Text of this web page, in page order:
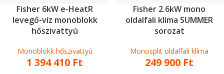
Fisher 6kW e-HeatR
levegő-víz monoblokk
hőszivattyú
Monoblokk hőszivattyú
1 394 410 Ft
Fisher 2.6kW mono
oldalfali klíma SUMMER
sorozat
Monosplit oldalfali klíma
249 900 Ft